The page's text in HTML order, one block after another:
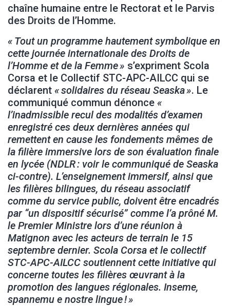
chaîne humaine entre le Rectorat et le Parvis
des Droits de l’Homme.
« Tout un programme hautement symbolique en
cette journée internationale des Droits de
l’Homme et de la Femme » s’expriment Scola
Corsa et le Collectif STC-APC-AILCC qui se
déclarent « solidaires du réseau Seaska ». Le
communiqué commun dénonce «
l’inadmissible recul des modalités d’examen
enregistré ces deux dernières années qui
remettent en cause les fondements mêmes de
la filière immersive lors de son évaluation finale
en lycée (NDLR : voir le communiqué de Seaska
ci-contre). L’enseignement immersif, ainsi que
les filières bilingues, du réseau associatif
comme du service public, doivent être encadrés
par “un dispositif sécurisé” comme l’a prôné M.
le Premier Ministre lors d’une réunion à
Matignon avec les acteurs de terrain le 15
septembre dernier. Scola Corsa et le collectif
STC-APC-AILCC soutiennent cette initiative qui
concerne toutes les filières œuvrant à la
promotion des langues régionales. Inseme,
spannemu e nostre lingue ! »